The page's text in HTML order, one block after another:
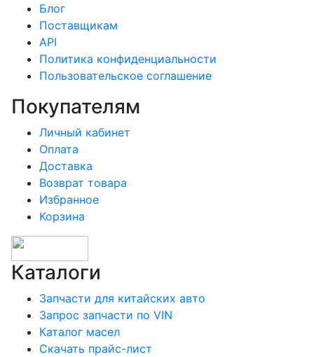
Блог
Поставщикам
API
Политика конфиденциальности
Пользовательское соглашение
Покупателям
Личный кабинет
Оплата
Доставка
Возврат товара
Избранное
Корзина
Каталоги
Запчасти для китайских авто
Запрос запчасти по VIN
Каталог масел
Скачать прайс-лист